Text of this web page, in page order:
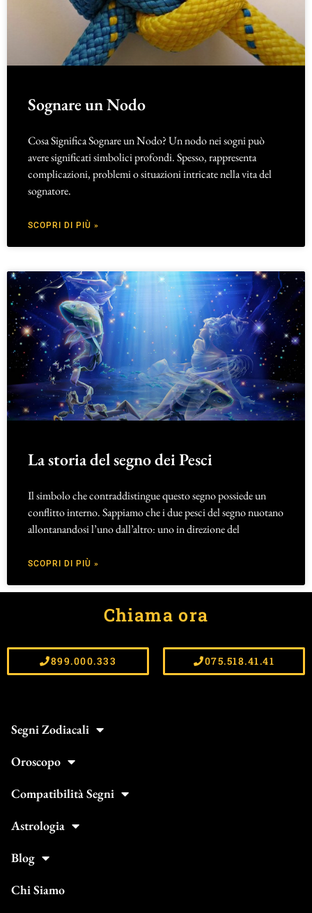
Sognare un Nodo
Cosa Significa Sognare un Nodo? Un nodo nei sogni può
avere significati simbolici profondi. Spesso, rappresenta
complicazioni, problemi o situazioni intricate nella vita del
sognatore.
SCOPRI DI PIÙ »
La storia del segno dei Pesci
Il simbolo che contraddistingue questo segno possiede un
conflitto interno. Sappiamo che i due pesci del segno nuotano
allontanandosi l’uno dall’altro: uno in direzione del
SCOPRI DI PIÙ »
Chiama ora
899.000.333 075.518.41.41
Segni Zodiacali
Oroscopo
Compatibilità Segni
Astrologia
Blog
Chi Siamo